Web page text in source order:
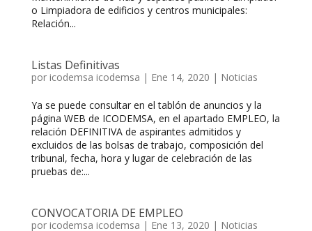
o Limpiadora de edificios y centros municipales:
Relación...
Listas Definitivas
por icodemsa icodemsa | Ene 14, 2020 | Noticias
Ya se puede consultar en el tablón de anuncios y la
página WEB de ICODEMSA, en el apartado EMPLEO, la
relación DEFINITIVA de aspirantes admitidos y
excluidos de las bolsas de trabajo, composición del
tribunal, fecha, hora y lugar de celebración de las
pruebas de:...
CONVOCATORIA DE EMPLEO
por icodemsa icodemsa | Ene 13, 2020 | Noticias